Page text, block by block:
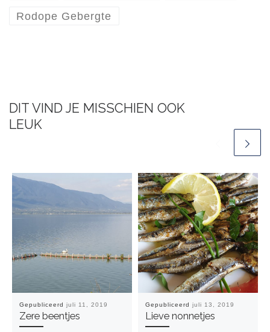
Rodope Gebergte
DIT VIND JE MISSCHIEN OOK
LEUK
Gepubliceerd juli 11, 2019
Zere beentjes
Gepubliceerd juli 13, 2019
Lieve nonnetjes